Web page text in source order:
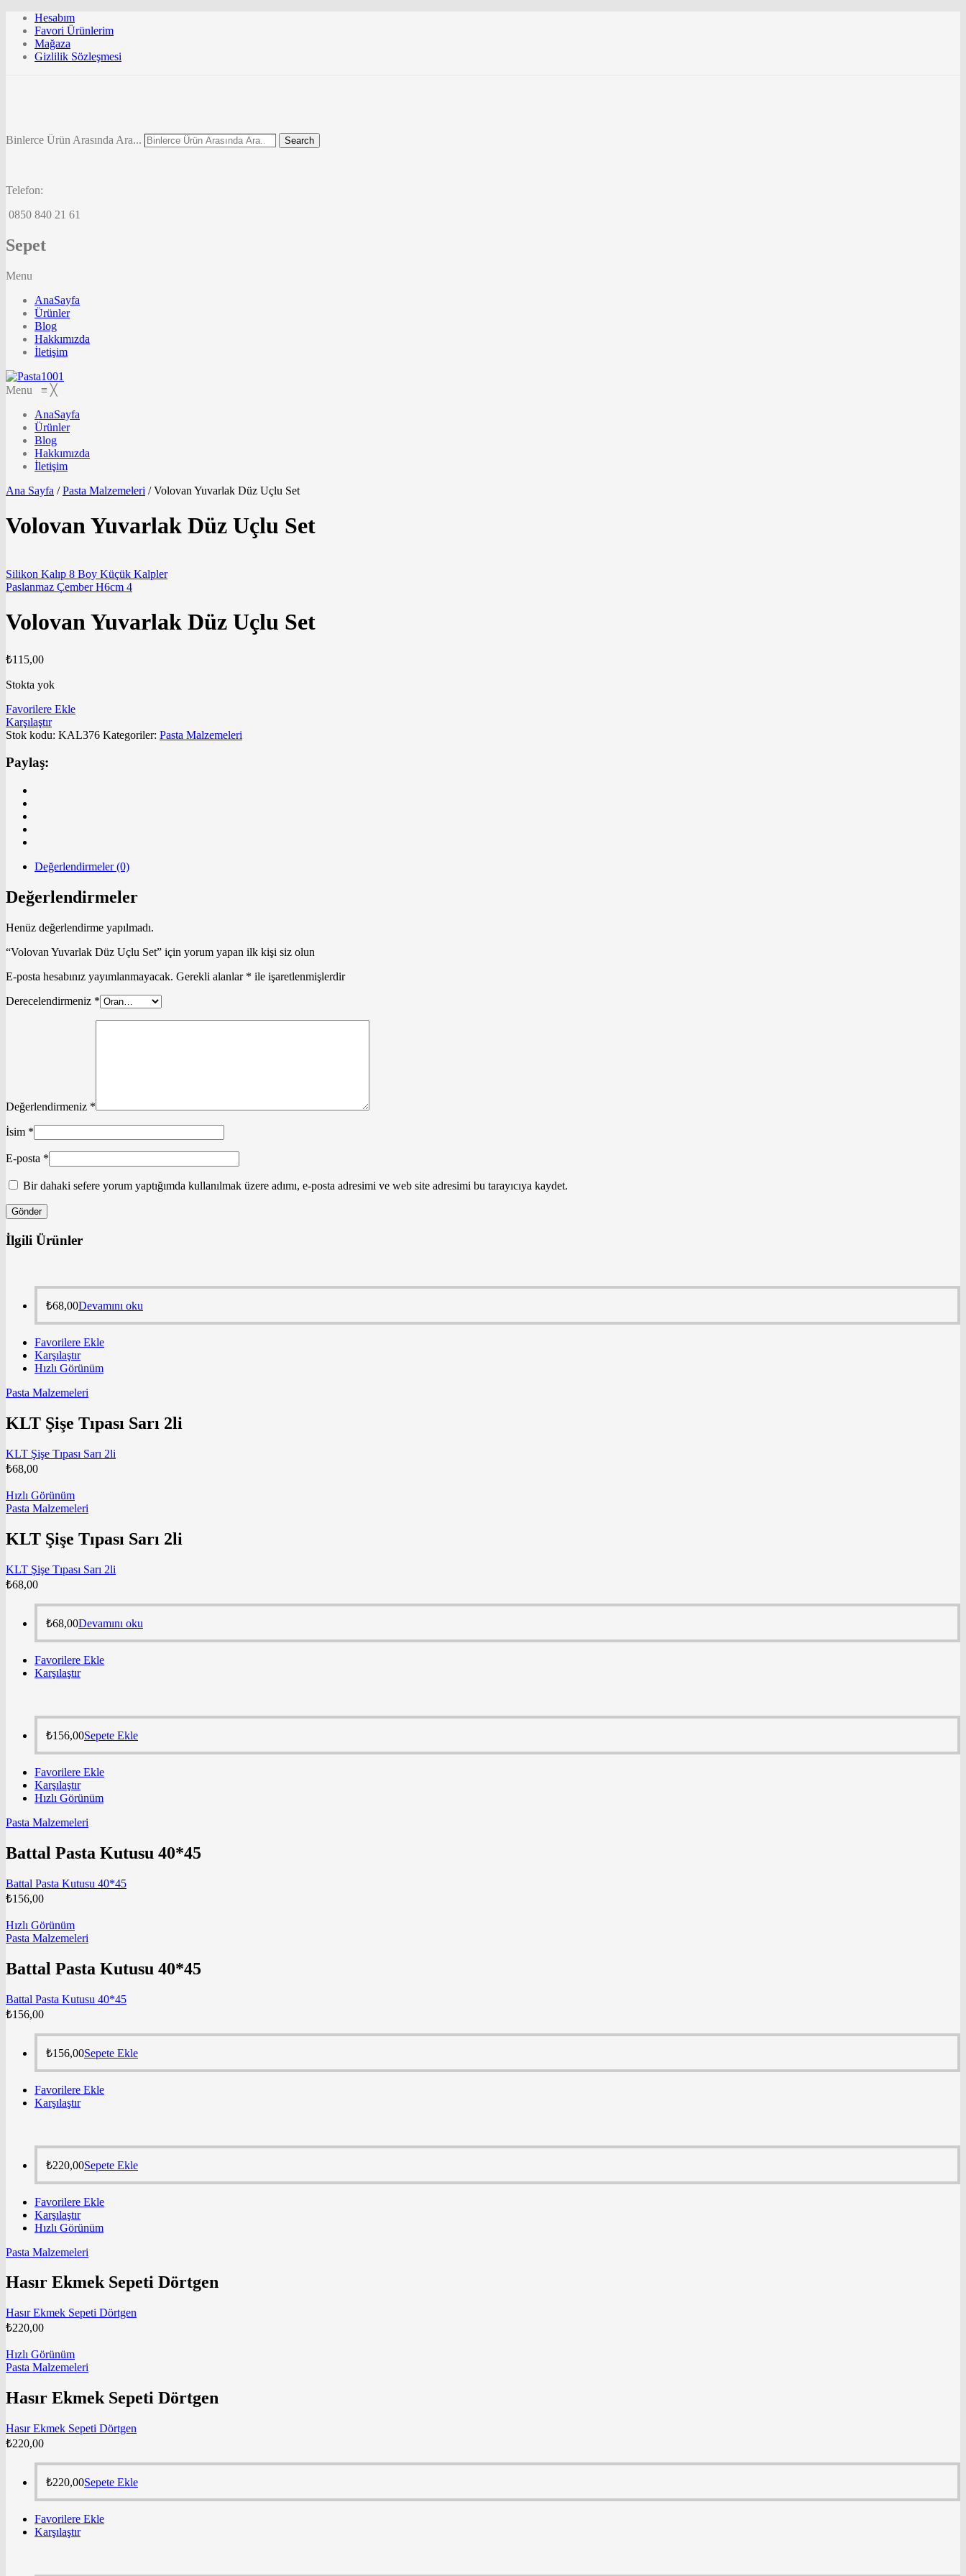
Hesabım
Favori Ürünlerim
Mağaza
Gizlilik Sözleşmesi
Binlerce Ürün Arasında Ara... Search
Telefon:
0850 840 21 61
Sepet
Menu
AnaSayfa
Ürünler
Blog
Hakkımızda
İletişim
Menu ≡ ╳
AnaSayfa
Ürünler
Blog
Hakkımızda
İletişim
Ana Sayfa / Pasta Malzemeleri /Volovan Yuvarlak Düz Uçlu Set
Volovan Yuvarlak Düz Uçlu Set
Silikon Kalıp 8 Boy Küçük Kalpler
Paslanmaz Çember H6cm 4
Volovan Yuvarlak Düz Uçlu Set
₺115,00
Stokta yok
Favorilere Ekle
Karşılaştır
Stok kodu: KAL376 Kategoriler: Pasta Malzemeleri
Paylaş:
Değerlendirmeler (0)
Değerlendirmeler
Henüz değerlendirme yapılmadı.
“Volovan Yuvarlak Düz Uçlu Set” için yorum yapan ilk kişi siz olun
E-posta hesabınız yayımlanmayacak. Gerekli alanlar * ile işaretlenmişlerdir
Derecelendirmeniz *
Değerlendirmeniz *
İsim *
E-posta *
Bir dahaki sefere yorum yaptığımda kullanılmak üzere adımı, e-posta adresimi ve web site adresimi bu tarayıcıya kaydet.
İlgili Ürünler
₺68,00Devamını oku
Favorilere Ekle
Karşılaştır
Hızlı Görünüm
Pasta Malzemeleri
KLT Şişe Tıpası Sarı 2li
KLT Şişe Tıpası Sarı 2li
₺68,00
Hızlı Görünüm
Pasta Malzemeleri
KLT Şişe Tıpası Sarı 2li
KLT Şişe Tıpası Sarı 2li
₺68,00
₺68,00Devamını oku
Favorilere Ekle
Karşılaştır
₺156,00Sepete Ekle
Favorilere Ekle
Karşılaştır
Hızlı Görünüm
Pasta Malzemeleri
Battal Pasta Kutusu 40*45
Battal Pasta Kutusu 40*45
₺156,00
Hızlı Görünüm
Pasta Malzemeleri
Battal Pasta Kutusu 40*45
Battal Pasta Kutusu 40*45
₺156,00
₺156,00Sepete Ekle
Favorilere Ekle
Karşılaştır
₺220,00Sepete Ekle
Favorilere Ekle
Karşılaştır
Hızlı Görünüm
Pasta Malzemeleri
Hasır Ekmek Sepeti Dörtgen
Hasır Ekmek Sepeti Dörtgen
₺220,00
Hızlı Görünüm
Pasta Malzemeleri
Hasır Ekmek Sepeti Dörtgen
Hasır Ekmek Sepeti Dörtgen
₺220,00
₺220,00Sepete Ekle
Favorilere Ekle
Karşılaştır